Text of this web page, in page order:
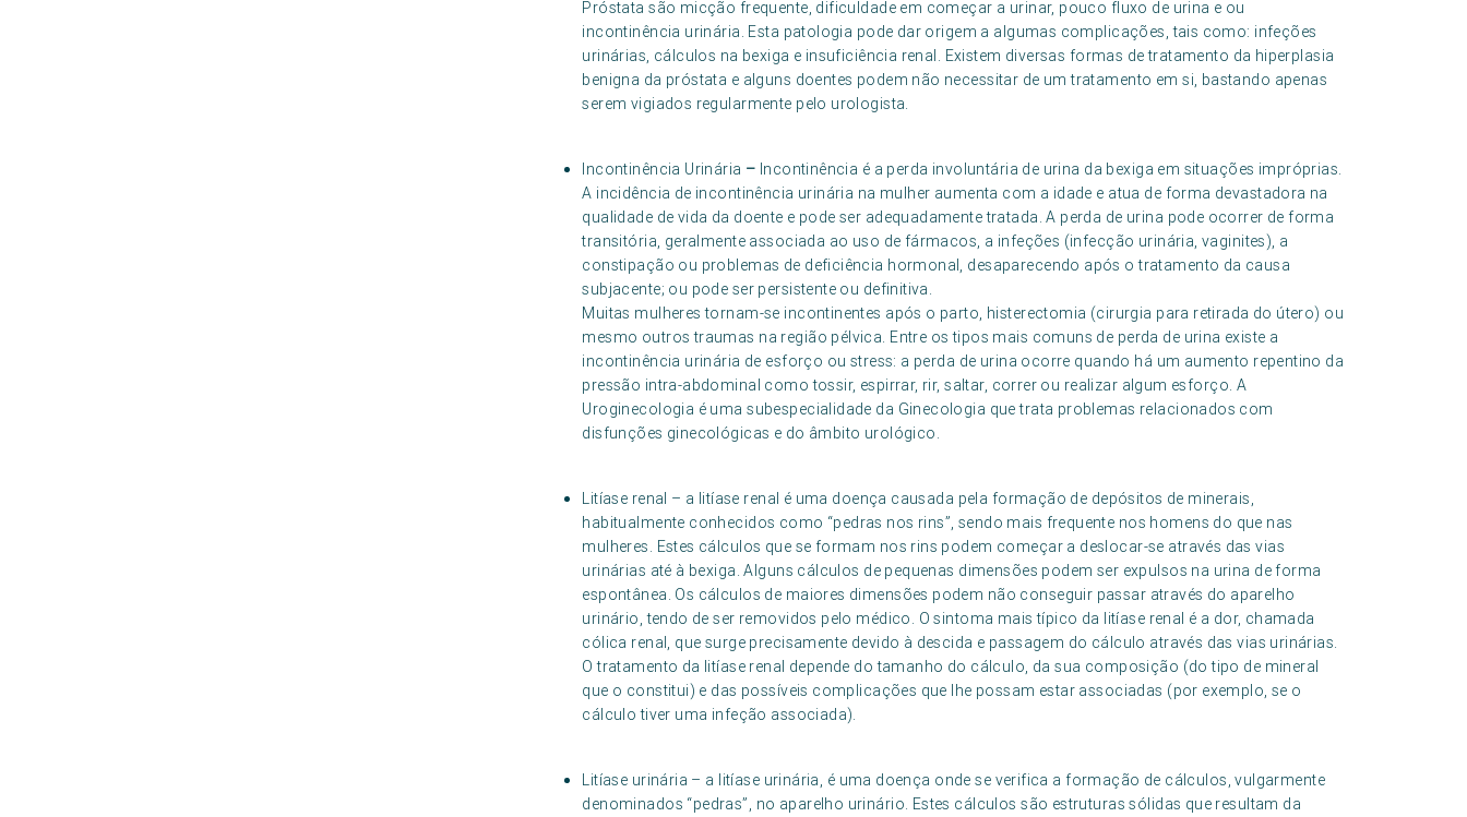
Próstata são micção frequente, dificuldade em começar a urinar, pouco fluxo de urina e ou
incontinência urinária. Esta patologia pode dar origem a algumas complicações, tais como: infeções
urinárias, cálculos na bexiga e insuficiência renal. Existem diversas formas de tratamento da hiperplasia
benigna da próstata e alguns doentes podem não necessitar de um tratamento em si, bastando apenas
serem vigiados regularmente pelo urologista.
Incontinência Urinária – Incontinência é a perda involuntária de urina da bexiga em situações impróprias.
A incidência de incontinência urinária na mulher aumenta com a idade e atua de forma devastadora na
qualidade de vida da doente e pode ser adequadamente tratada. A perda de urina pode ocorrer de forma
transitória, geralmente associada ao uso de fármacos, a infeções (infecção urinária, vaginites), a
constipação ou problemas de deficiência hormonal, desaparecendo após o tratamento da causa
subjacente; ou pode ser persistente ou definitiva.
Muitas mulheres tornam-se incontinentes após o parto, histerectomia (cirurgia para retirada do útero) ou
mesmo outros traumas na região pélvica. Entre os tipos mais comuns de perda de urina existe a
incontinência urinária de esforço ou stress: a perda de urina ocorre quando há um aumento repentino da
pressão intra-abdominal como tossir, espirrar, rir, saltar, correr ou realizar algum esforço. A
Uroginecologia é uma subespecialidade da Ginecologia que trata problemas relacionados com
disfunções ginecológicas e do âmbito urológico.
Litíase renal – a litíase renal é uma doença causada pela formação de depósitos de minerais,
habitualmente conhecidos como “pedras nos rins”, sendo mais frequente nos homens do que nas
mulheres. Estes cálculos que se formam nos rins podem começar a deslocar-se através das vias
urinárias até à bexiga. Alguns cálculos de pequenas dimensões podem ser expulsos na urina de forma
espontânea. Os cálculos de maiores dimensões podem não conseguir passar através do aparelho
urinário, tendo de ser removidos pelo médico. O sintoma mais típico da litíase renal é a dor, chamada
cólica renal, que surge precisamente devido à descida e passagem do cálculo através das vias urinárias.
O tratamento da litíase renal depende do tamanho do cálculo, da sua composição (do tipo de mineral
que o constitui) e das possíveis complicações que lhe possam estar associadas (por exemplo, se o
cálculo tiver uma infeção associada).
Litíase urinária – a litíase urinária, é uma doença onde se verifica a formação de cálculos, vulgarmente
denominados “pedras”, no aparelho urinário. Estes cálculos são estruturas sólidas que resultam da